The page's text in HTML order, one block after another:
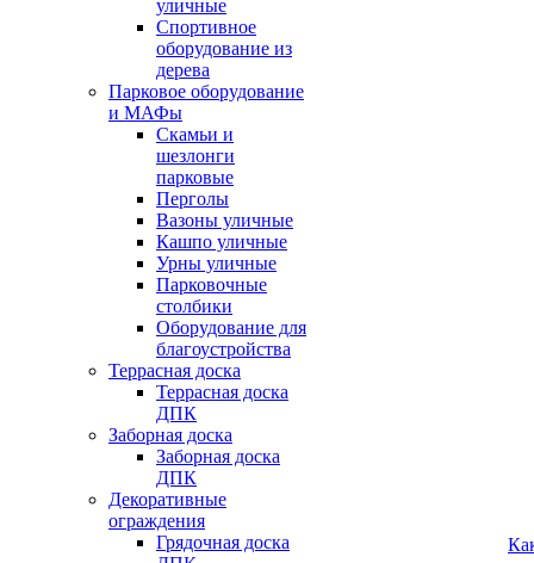
уличные
Спортивное
оборудование из
дерева
Парковое оборудование
и МАФы
Скамьи и
шезлонги
парковые
Перголы
Вазоны уличные
Кашпо уличные
Урны уличные
Парковочные
столбики
Оборудование для
благоустройства
Террасная доска
Террасная доска
ДПК
Заборная доска
Заборная доска
ДПК
Декоративные
ограждения
Грядочная доска